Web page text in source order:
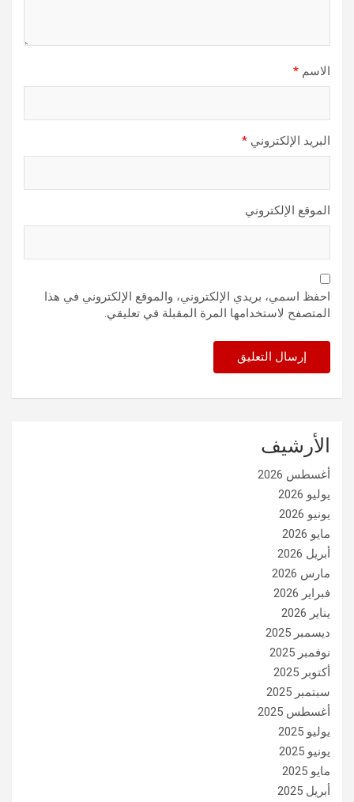
الاسم *
البريد الإلكتروني *
الموقع الإلكتروني
احفظ اسمي، بريدي الإلكتروني، والموقع الإلكتروني في هذا
المتصفح لاستخدامها المرة المقبلة في تعليقي.
الأرشيف
أغسطس 2026
يوليو 2026
يونيو 2026
مايو 2026
أبريل 2026
مارس 2026
فبراير 2026
يناير 2026
ديسمبر 2025
نوفمبر 2025
أكتوبر 2025
سبتمبر 2025
أغسطس 2025
يوليو 2025
يونيو 2025
مايو 2025
أبريل 2025